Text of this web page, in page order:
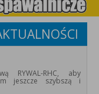
RYWAL-RHC, aby
jeszcze szybszą i